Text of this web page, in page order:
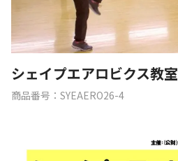
シェイプエアロビクス教室
商品番号：SYEAERO26-4